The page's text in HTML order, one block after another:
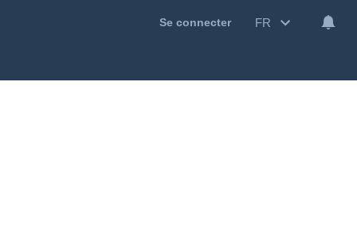
Se connecter FR